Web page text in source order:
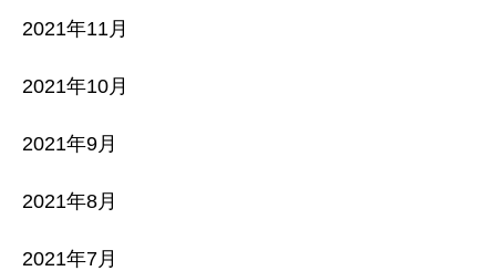
2021年11月
2021年10月
2021年9月
2021年8月
2021年7月